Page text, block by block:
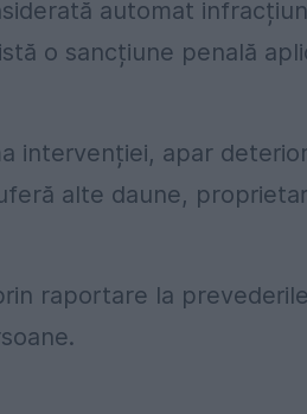
automat
o sancțiune penală
intervenției, apar
alte daune,
raportare la